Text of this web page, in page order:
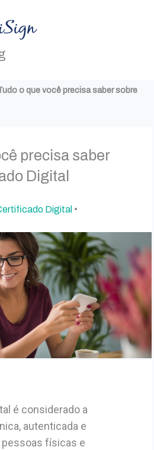
o que você precisa saber sobre
precisa saber
Digital
Digital •
é considerado a
autenticada e
físicas e